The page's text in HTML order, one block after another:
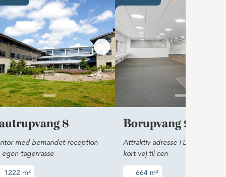
8
med bemandet reception
egen tagerrasse
1222 m²
Borupvang 2C
Attraktiv adresse i
kort vej til cen
664 m²